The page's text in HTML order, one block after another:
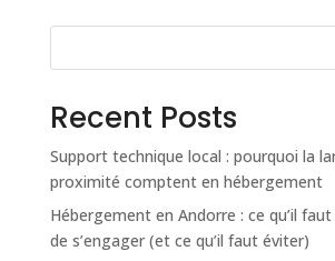
Recent Posts
Support technique local : pourquoi la
proximité comptent en hébergement
Hébergement en Andorre : ce qu’il
de s’engager (et ce qu’il faut éviter)